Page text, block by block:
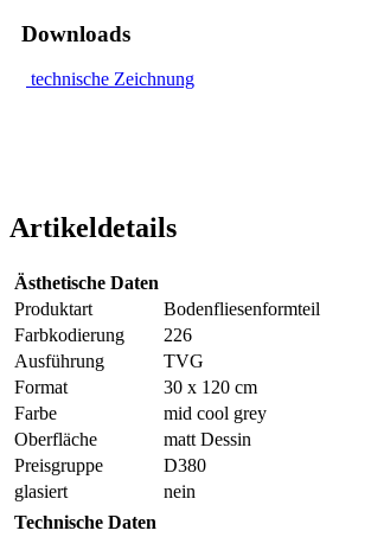
Downloads
technische Zeichnung
Artikeldetails
Ästhetische Daten
Produktart
Bodenfliesenformteil
Farbkodierung
226
Ausführung
TVG
Format
30 x 120 cm
Farbe
mid cool grey
Oberfläche
matt Dessin
Preisgruppe
D380
glasiert
nein
Technische Daten